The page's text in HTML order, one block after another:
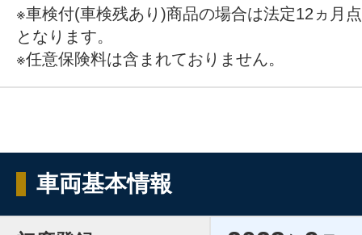
※車検付(車検残あり)商品の場合は法定12ヵ月
となります。
※任意保険料は含まれておりません。
車両基本情報